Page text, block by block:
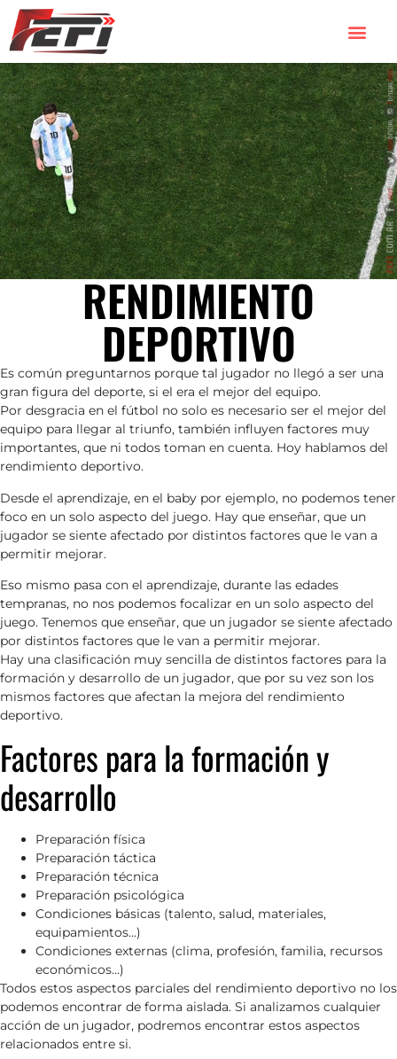
RENDIMIENTO
DEPORTIVO
Es común preguntarnos porque tal jugador no llegó a ser una
gran figura del deporte, si el era el mejor del equipo.
Por desgracia en el fútbol no solo es necesario ser el mejor del
equipo para llegar al triunfo, también influyen factores muy
importantes, que ni todos toman en cuenta. Hoy hablamos del
rendimiento deportivo.
Desde el aprendizaje, en el baby por ejemplo, no podemos tener
foco en un solo aspecto del juego. Hay que enseñar, que un
jugador se siente afectado por distintos factores que le van a
permitir mejorar.
Eso mismo pasa con el aprendizaje, durante las edades
tempranas, no nos podemos focalizar en un solo aspecto del
juego. Tenemos que enseñar, que un jugador se siente afectado
por distintos factores que le van a permitir mejorar.
Hay una clasificación muy sencilla de distintos factores para la
formación y desarrollo de un jugador, que por su vez son los
mismos factores que afectan la mejora del rendimiento
deportivo.
Factores para la formación y
desarrollo
Preparación física
Preparación táctica
Preparación técnica
Preparación psicológica
Condiciones básicas (talento, salud, materiales,
equipamientos…)
Condiciones externas (clima, profesión, familia, recursos
económicos…)
Todos estos aspectos parciales del rendimiento deportivo no los
podemos encontrar de forma aislada. Si analizamos cualquier
acción de un jugador, podremos encontrar estos aspectos
relacionados entre si.